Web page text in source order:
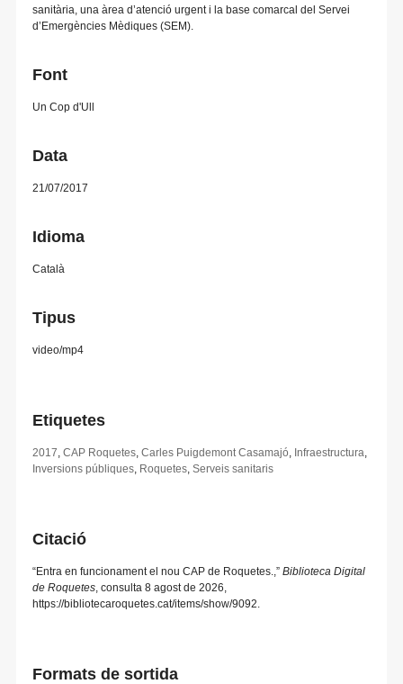
sanitària, una àrea d’atenció urgent i la base comarcal del Servei
d’Emergències Mèdiques (SEM).
Font
Un Cop d'Ull
Data
21/07/2017
Idioma
Català
Tipus
video/mp4
Etiquetes
2017 CAP Roquetes Carles Puigdemont Casamajó Infraestructura
Inversions públiques Roquetes Serveis sanitaris
Citació
“Entra en funcionament el nou CAP de Roquetes.,” Biblioteca Digital
de Roquetes , consulta 8 agost de 2026,
https://bibliotecaroquetes.cat/items/show/9092
Formats de sortida